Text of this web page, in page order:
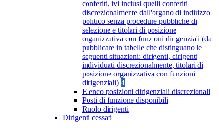
conferiti, ivi inclusi quelli conferiti
discrezionalmente dall'organo di indirizzo
politico senza procedure pubbliche di
selezione e titolari di posizione
organizzativa con funzioni dirigenziali (da
pubblicare in tabelle che distinguano le
seguenti situazioni: dirigenti, dirigenti
individuati discrezionalmente, titolari di
posizione organizzativa con funzioni
dirigenziali) 4
Elenco posizioni dirigenziali discrezionali
Posti di funzione disponibili
Ruolo dirigenti
Dirigenti cessati